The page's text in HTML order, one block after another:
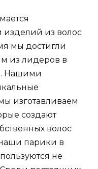
изделий из волос
мы достигли
из лидеров в
Нашими
изготавливаем
создают
волос
парики в
не